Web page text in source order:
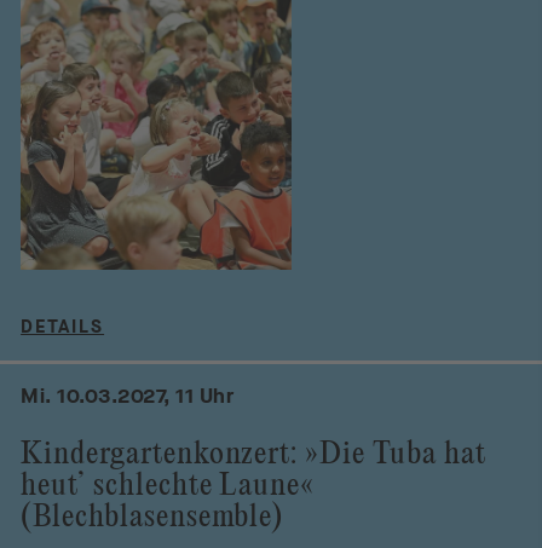
DETAILS
Kindergartenkonzert: »Die Tuba hat
heut’ schlechte Laune«
(Blechblasensemble)
Mi. 10.03.2027, 11 Uhr